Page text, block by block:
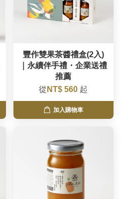
豐作雙果茶醬禮盒(2入)
｜永續伴手禮・企業送禮
推薦
從 NT$ 560 起
加入購物車